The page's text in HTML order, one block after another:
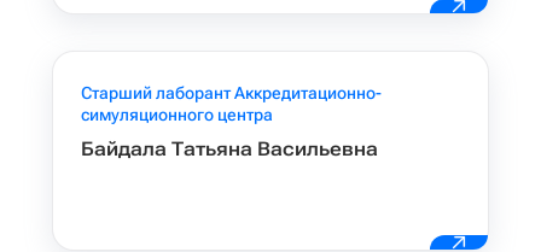
Старший лаборант Аккредитационно-
симуляционного центра
Байдала Татьяна Васильевна